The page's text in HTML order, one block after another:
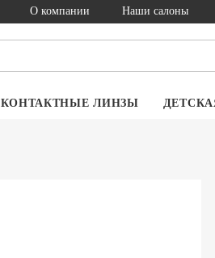
О компании Наши салоны
КОНТАКТНЫЕ ЛИНЗЫ